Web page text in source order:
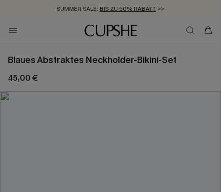
SUMMER SALE: BIS ZU 50% RABATT >>
ZUM NEWSLETTER:BIS ZU -20% EXTRA ERHALTEN
KOSTENLOSER VERSAND AB 89 €
Blaues Abstraktes Neckholder-Bikini-Set
45,00 €